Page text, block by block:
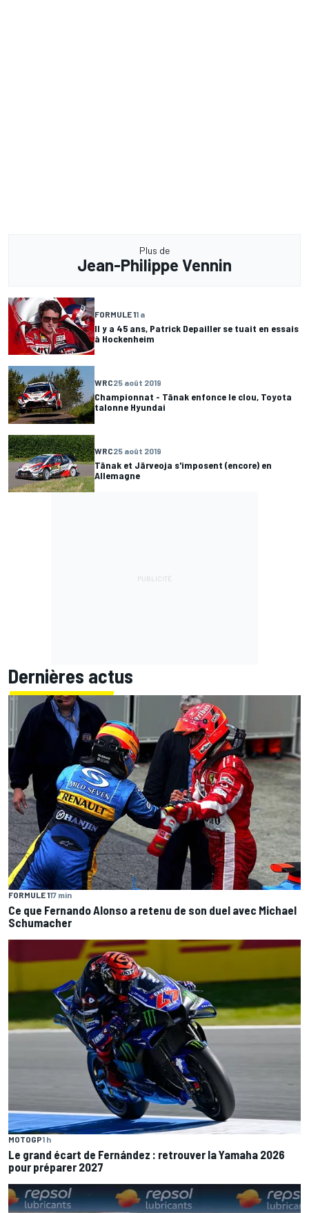
Plus de
Jean-Philippe Vennin
FORMULE 11 a
Il y a 45 ans, Patrick Depailler se tuait en essais
à Hockenheim
WRC25 août 2019
Championnat - Tänak enfonce le clou, Toyota
talonne Hyundai
WRC25 août 2019
Tänak et Järveoja s'imposent (encore) en
Allemagne
Dernières actus
FORMULE 117 min
Ce que Fernando Alonso a retenu de son duel avec Michael
Schumacher
MOTOGP1 h
Le grand écart de Fernández : retrouver la Yamaha 2026
pour préparer 2027